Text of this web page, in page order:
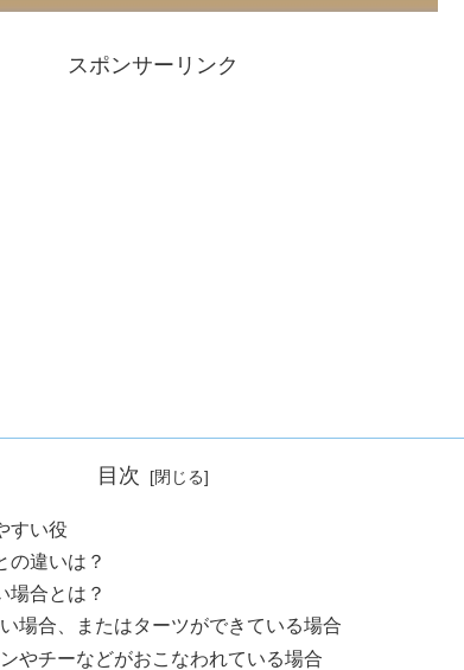
スポンサーリンク
目次
すい役
の違いは？
場合とは？
場合、またはターツができている場合
やチーなどがおこなわれている場合